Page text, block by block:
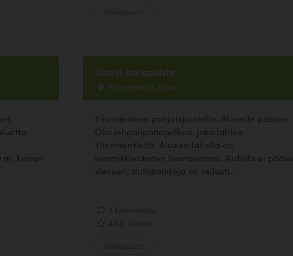
m. Koira-
Olarin koirapuisto
Ylismäentie 2, Espoo
Ylismäentien pohjoispuolella. Alueelle pääsee
Olarinhaanpäänpolkua, joka lähtee
Ylismäentieltä. Alueen lähellä on
lemmikkieläinten hautausmaa. Autolla ei pääse
viereen, autopaikkoja on reilusti...